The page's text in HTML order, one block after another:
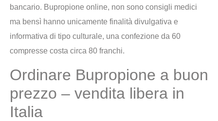
bancario. Bupropione online, non sono consigli medici
ma bensì hanno unicamente finalità divulgativa e
informativa di tipo culturale, una confezione da 60
compresse costa circa 80 franchi.
Ordinare Bupropione a buon
prezzo – vendita libera in
Italia